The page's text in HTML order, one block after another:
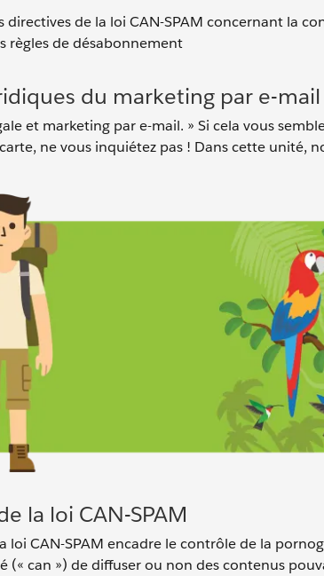
directives de la loi CAN-SPAM concernant la
règles de désabonnement
du marketing par e-mail
et marketing par e-mail. » Si cela vous
ne vous inquiétez pas ! Dans cette unité,
la loi CAN-SPAM
loi CAN-SPAM encadre le contrôle de la
(« can ») de diffuser ou non des contenus